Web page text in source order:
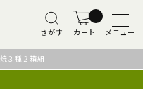
さがす カート メニュー
３種２箱組